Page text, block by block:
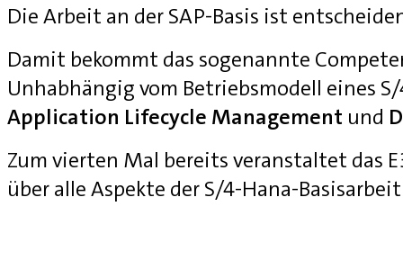
Die Arbeit an der SAP-Basis ist
Damit bekommt das sogenannte
Unhabhängig vom Betriebsmodell eines
Application Lifecycle Management und
Zum vierten Mal bereits veranstaltet das
über alle Aspekte der S/4-Hana-